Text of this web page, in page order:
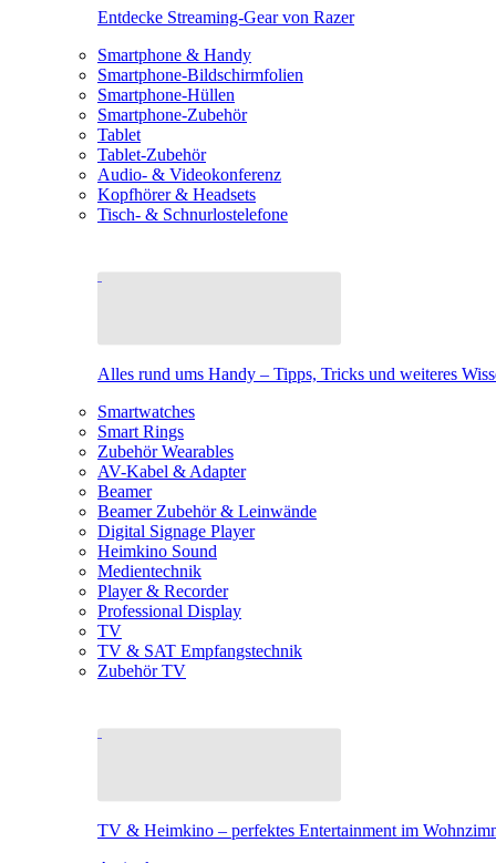
Entdecke Streaming-Gear von Razer
Smartphone & Handy
Smartphone-Bildschirmfolien
Smartphone-Hüllen
Smartphone-Zubehör
Tablet
Tablet-Zubehör
Audio- & Videokonferenz
Kopfhörer & Headsets
Tisch- & Schnurlostelefone
Alles rund ums Handy – Tipps, Tricks und weiteres
Smartwatches
Smart Rings
Zubehör Wearables
AV-Kabel & Adapter
Beamer
Beamer Zubehör & Leinwände
Digital Signage Player
Heimkino Sound
Medientechnik
Player & Recorder
Professional Display
TV
TV & SAT Empfangstechnik
Zubehör TV
TV & Heimkino – perfektes Entertainment im